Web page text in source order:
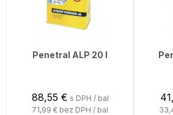
Penetral ALP 20 l
88,55 € s DPH / bal
71,99 € bez DPH / bal